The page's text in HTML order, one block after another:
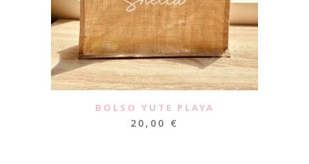
BOLSO YUTE PLAYA
20,00 €